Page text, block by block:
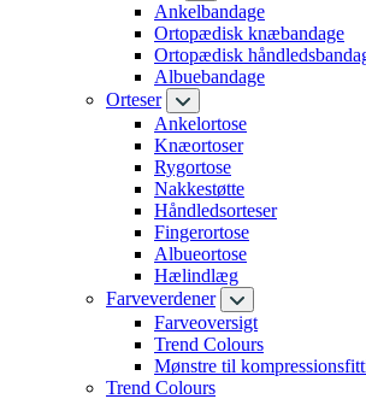
Ankelbandage
Ortopædisk knæbandage
Ortopædisk
Albuebandage
Orteser
Ankelortose
Knæortoser
Rygortose
Nakkestøtte
Håndledsorteser
Fingerortose
Albueortose
Hælindlæg
Farveverdener
Farveoversigt
Trend Colours
Mønstre til
Trend Colours